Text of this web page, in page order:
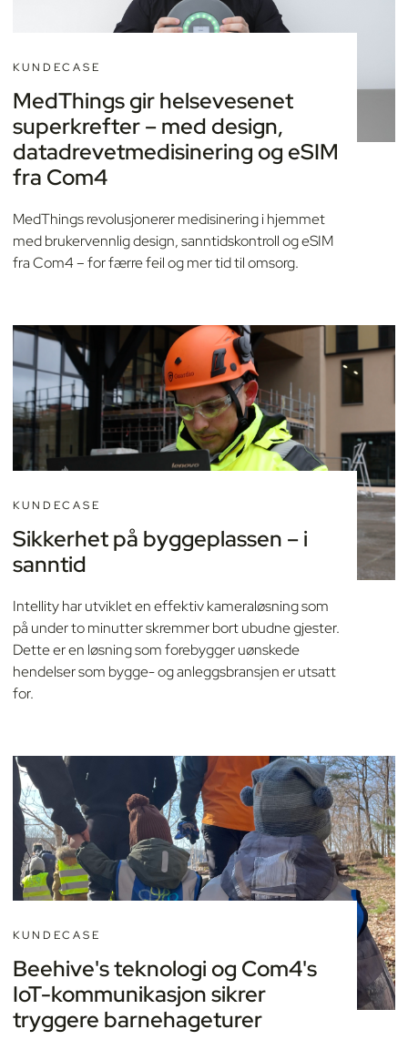
KUNDECASE
MedThings gir helsevesenet
superkrefter – med design,
datadrevetmedisinering og eSIM
fra Com4
MedThings revolusjonerer medisinering i hjemmet
med brukervennlig design, sanntidskontroll og eSIM
fra Com4 – for færre feil og mer tid til omsorg.
KUNDECASE
Sikkerhet på byggeplassen – i
sanntid
Intellity har utviklet en effektiv kameraløsning som
på under to minutter skremmer bort ubudne gjester.
Dette er en løsning som forebygger uønskede
hendelser som bygge- og anleggsbransjen er utsatt
for.
KUNDECASE
Beehive's teknologi og Com4's
IoT-kommunikasjon sikrer
tryggere barnehageturer